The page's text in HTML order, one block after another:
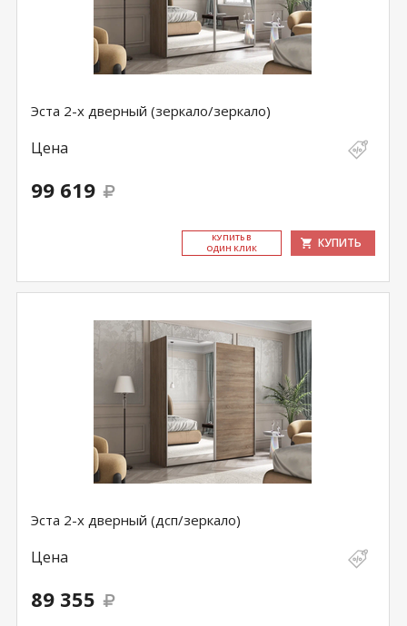
Эста 2-х дверный (зеркало/зеркало)
Цена
99 619
КУ­ПИТЬ В
ОДИН КЛИК
КУПИТЬ
Эста 2-х дверный (дсп/зеркало)
Цена
89 355